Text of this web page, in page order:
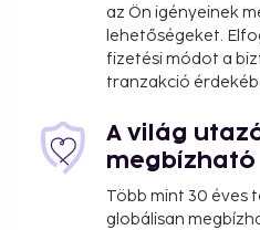
az Ön igényeinek
lehetőségeket.
fizetési módot a
tranzakció
A világ
megbízható
Több mint 30 éves
globálisan